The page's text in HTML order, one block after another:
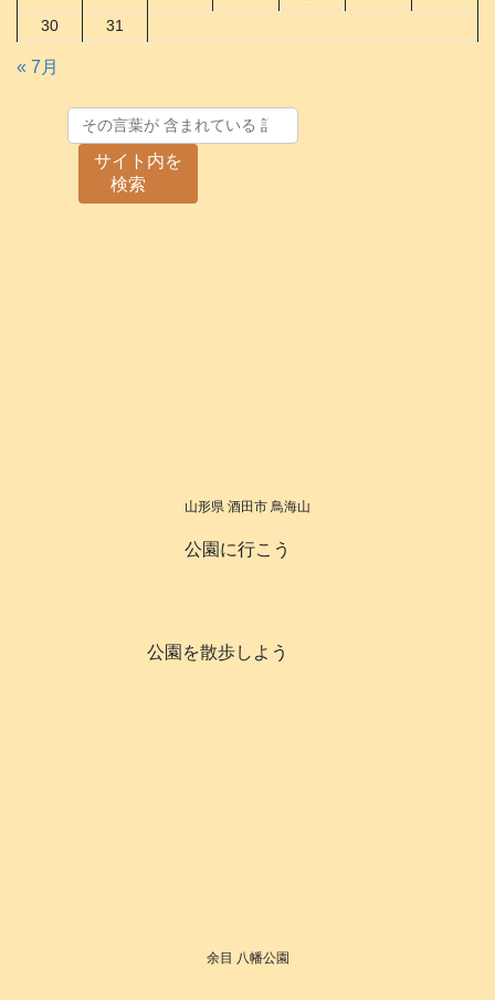
30
31
« 7月
サイト内を
検索
山形県 酒田市 鳥海山
公園に行こう
公園を散歩しよう
余目 八幡公園